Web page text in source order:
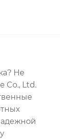
Не
Co., Ltd.